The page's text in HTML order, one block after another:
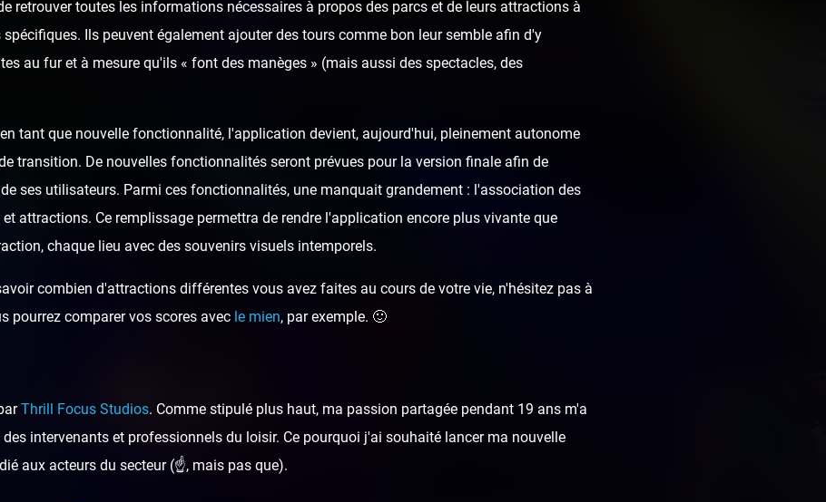
retrouver toutes les informations nécessaires à propos des parcs et de leurs attractions à
Ils peuvent également ajouter des tours comme bon leur semble afin d'y
au fur et à mesure qu'ils « font des manèges » (mais aussi des spectacles, des
tant que nouvelle fonctionnalité, l'application devient, aujourd'hui, pleinement autonome
transition. De nouvelles fonctionnalités seront prévues pour la version finale afin de
ses utilisateurs. Parmi ces fonctionnalités, une manquait grandement : l'association des
attractions. Ce remplissage permettra de rendre l'application encore plus vivante que
chaque lieu avec des souvenirs visuels intemporels.
combien d'attractions différentes vous avez faites au cours de votre vie, n'hésitez pas à
pourrez comparer vos scores avec le mien, par exemple. 🙂
Thrill Focus Studios. Comme stipulé plus haut, ma passion partagée pendant 19 ans m'a
intervenants et professionnels du loisir. Ce pourquoi j'ai souhaité lancer ma nouvelle
aux acteurs du secteur (☝️, mais pas que).